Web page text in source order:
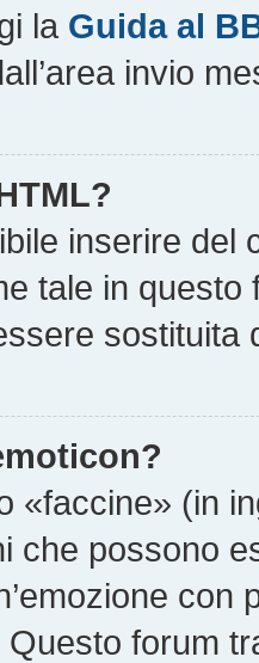
la Guida al
invio
inserire del
tale in
sostituita
«faccine» (in
che possono
forum